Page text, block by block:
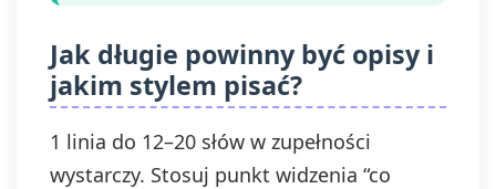
Jak długie powinny być opisy i
jakim stylem pisać?
1 linia do 12–20 słów w zupełności
wystarczy. Stosuj punkt widzenia “co